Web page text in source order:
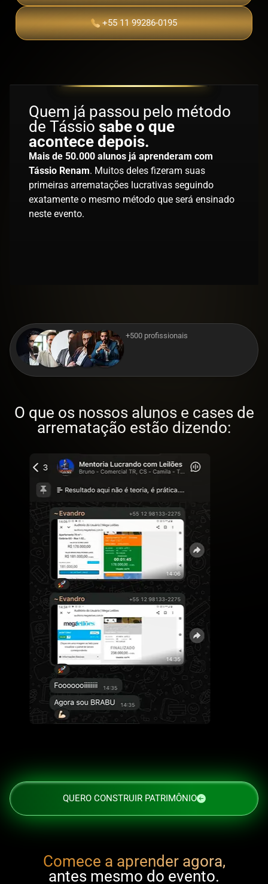
+55 11 99286-0195
Quem já passou pelo método
de Tássio sabe o que
acontece depois.
Mais de 50.000 alunos já aprenderam com
Tássio Renam. Muitos deles fizeram suas
primeiras arrematações lucrativas seguindo
exatamente o mesmo método que será ensinado
neste evento.
+500 profissionais
O que os nossos alunos e cases de
arrematação estão dizendo:
QUERO CONSTRUIR PATRIMÔNIO
Comece a aprender agora,
antes mesmo do evento.